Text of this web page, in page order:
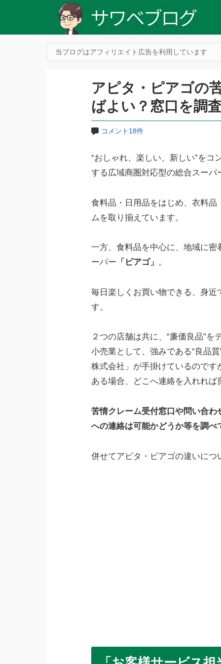
当ブログはアフィリエイト広告を利用しています
アピタ・ピアゴの
ばよい？窓口を調
コメント18件
“おしゃれ、楽しい、新しい”をコ
する広域商圏対応型の総合スーパ
食料品・日用品をはじめ、衣料
ムを取り揃えています。
一方、食料品を中心に、地域に
ーパー 「ピアゴ」 。
毎日楽しくお買い物できる、身
す。
２つの店舗は共に、“廉価良品”
小売業として、強みである“良品
株式会社」が手掛けているので
ある場合、どこへ連絡を入れれば
苦情クレーム受付窓口や問い合
への連絡は可能かどうか等を調べ
併せてアピタ・ピアゴの違いにつ